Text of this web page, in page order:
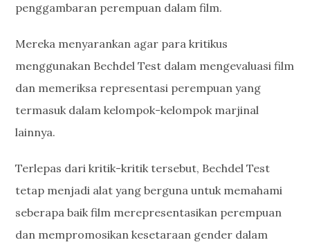
penggambaran perempuan dalam film.
Mereka menyarankan agar para kritikus
menggunakan Bechdel Test dalam mengevaluasi film
dan memeriksa representasi perempuan yang
termasuk dalam kelompok-kelompok marjinal
lainnya.
Terlepas dari kritik-kritik tersebut, Bechdel Test
tetap menjadi alat yang berguna untuk memahami
seberapa baik film merepresentasikan perempuan
dan mempromosikan kesetaraan gender dalam